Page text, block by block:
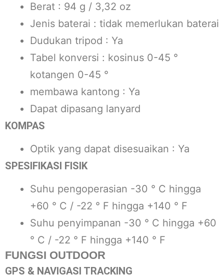
Berat : 94 g / 3,32 oz
Jenis baterai : tidak memerlukan baterai
Dudukan tripod : Ya
Tabel konversi : kosinus 0-45 °
kotangen 0-45 °
membawa kantong : Ya
Dapat dipasang lanyard
KOMPAS
Optik yang dapat disesuaikan : Ya
SPESIFIKASI FISIK
Suhu pengoperasian -30 ° C hingga
+60 ° C / -22 ° F hingga +140 ° F
Suhu penyimpanan -30 ° C hingga +60
° C / -22 ° F hingga +140 ° F
FUNGSI OUTDOOR
GPS & NAVIGASI TRACKING